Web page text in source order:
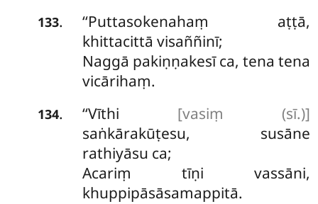
133.
‘‘Puttasokenahaṃ aṭṭā,
khittacittā visaññinī;
Naggā pakiṇṇakesī ca, tena tena
vicārihaṃ.
134. ‘‘Vīthi [vasiṃ (sī.)]
saṅkārakūṭesu, susāne
rathiyāsu ca;
Acariṃ tīṇi vassāni,
khuppipāsāsamappitā.